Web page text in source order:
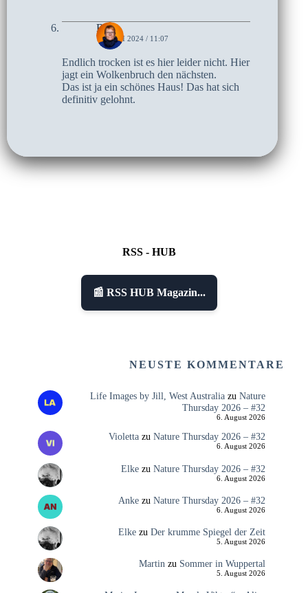
Birte
15. JUNI 2024 / 11:07
Endlich trocken ist es hier leider nicht. Hier
jagt ein Wolkenbruch den nächsten.
Das ist ja ein schönes Haus! Das hat sich
definitiv gelohnt.
RSS - HUB
📰 RSS HUB Magazin...
NEUSTE KOMMENTARE
Life Images by Jill, West Australiazu Nature
Thursday 2026 – #32
6. August 2026
Violettazu Nature Thursday 2026 – #32
6. August 2026
Elkezu Nature Thursday 2026 – #32
6. August 2026
Ankezu Nature Thursday 2026 – #32
6. August 2026
Elkezu Der krumme Spiegel der Zeit
5. August 2026
Martin zu Sommer in Wuppertal
5. August 2026